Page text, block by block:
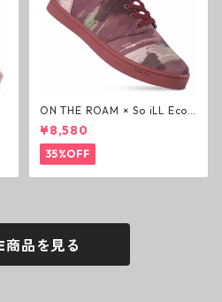
ON THE ROAM × So iLL Eco
Camo Wino ライフスタイル
シューズ カモ オンザローム ジ
ェイソンモモア OTR スニーカ
ー
¥8,580
35%OFF
商品を見る